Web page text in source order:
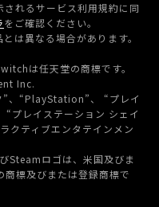
れるサービス利用規約に同
をご確認ください。
は異なる場合があります。
は任天堂の商標です。
Inc.
”、“PlayStation”、 “プレイ
“プレイステーション シェイ
クティブエンタテインメン
ロゴは、米国及びま
標及びまたは登録商標で